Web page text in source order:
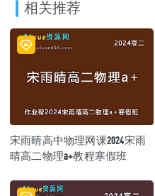
相关推荐
宋雨晴高中物理网课2024宋雨
晴高二物理a+教程寒假班